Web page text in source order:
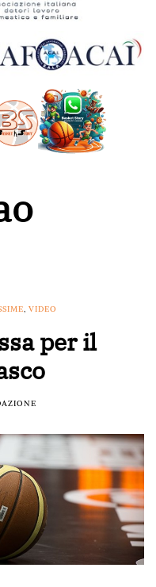
, VIDEO
per il